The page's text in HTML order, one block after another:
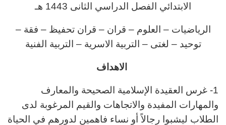
الابتدائي الفصل الدراسي الثانى 1443 هـ
الرياضيات – العلوم – قران – قران تحفيظ – فقة –
توحيد – لغتى – التربية الاسرية – التربية الفنية
الاهداف
1- غرس العقيدة الإسلامية الصحيحة والمعارف
والمهارات المفيدة والاتجاهات والقيم المرغوبة لدى
الطلاب ليشبوا رجالاً أو نساء فاهمين لدورهم في الحياة